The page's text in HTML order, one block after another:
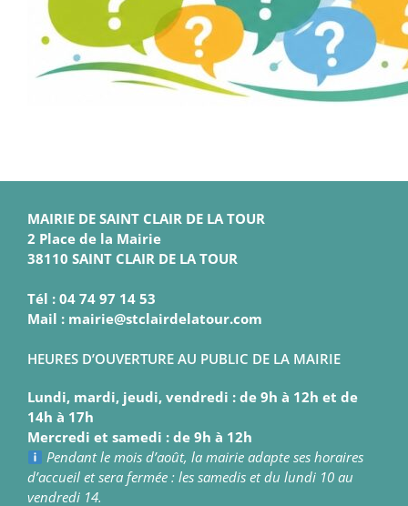
MAIRIE DE SAINT CLAIR DE LA TOUR
2 Place de la Mairie
38110 SAINT CLAIR DE LA TOUR
Tél : 04 74 97 14 53
Mail : mairie@stclairdelatour.com
HEURES D’OUVERTURE AU PUBLIC DE LA MAIRIE
Lundi, mardi, jeudi, vendredi : de 9h à 12h et de
14h à 17h
Mercredi et samedi : de 9h à 12h
Pendant le mois d’août, la mairie adapte ses horaires
d’accueil et sera fermée : les samedis et du lundi 10 au
vendredi 14.